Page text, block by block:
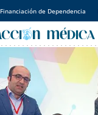
Financiación de Dependencia